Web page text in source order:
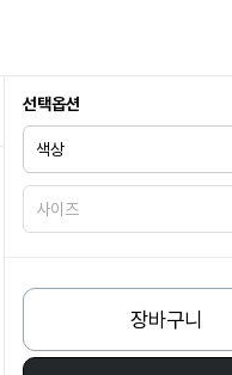
선택옵션
장바구니